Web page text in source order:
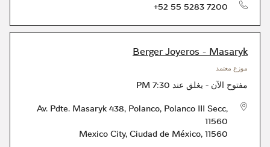
+52 55 5283 7200
Berger Joyeros - Masaryk
موزع معتمد
مفتوح الآن - يغلق عند 7:30 PM
Av. Pdte. Masaryk 438, Polanco, Polanco III Secc,
11560
Mexico City, Ciudad de México, 11560